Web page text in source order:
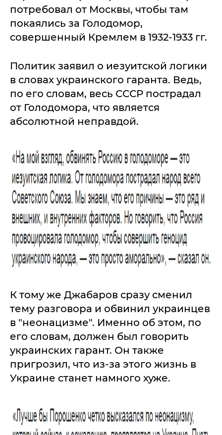
потребовал от Москвы, чтобы там
покаялись за Голодомор,
совершенный Кремлем в 1932-1933 гг.
Политик заявил о иезуитской логики
в словах украинского гаранта. Ведь,
по его словам, весь СССР пострадал
от Голодомора, что является
абсолютной неправдой.
К тому же Джабаров сразу сменил
тему разговора и обвинил украинцев
в "неонацизме". Именно об этом, по
его словам, должен был говорить
украинских гарант. Он также
пригрозил, что из-за этого жизнь в
Украине станет намного хуже.